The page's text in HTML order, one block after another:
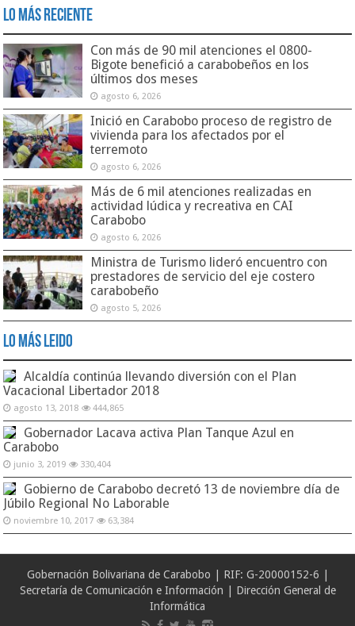
Lo Más Reciente
Con más de 90 mil atenciones el 0800-
Bigote benefició a carabobeños en los
últimos dos meses
agosto 6, 2026
Inició en Carabobo proceso de registro de
vivienda para los afectados por el
terremoto
agosto 6, 2026
Más de 6 mil atenciones realizadas en
actividad lúdica y recreativa en CAI
Carabobo
agosto 6, 2026
Ministra de Turismo lideró encuentro con
prestadores de servicio del eje costero
carabobeño
agosto 5, 2026
Lo Más Leido
Alcaldía continúa llevando diversión con el Plan
Vacacional Libertador 2018
agosto 13, 2018 444,865
Gobernador Lacava activa Plan Tanque Azul en
Carabobo
junio 3, 2019 330,404
Gobierno de Carabobo decretó 13 de noviembre día de
Júbilo Regional No Laborable
noviembre 10, 2017 63,384
Gobernación Bolivariana de Carabobo | RIF: G-20000152-6 |
Secretaría de Comunicación e Información | Dirección General de
Informática